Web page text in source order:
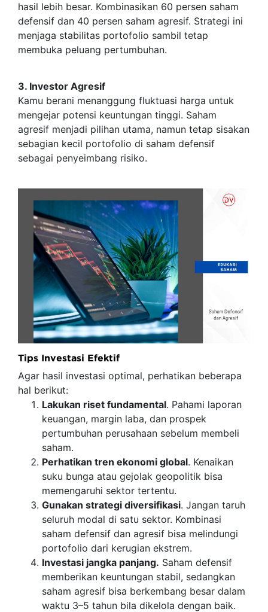
hasil lebih besar. Kombinasikan 60 persen saham
defensif dan 40 persen saham agresif. Strategi ini
menjaga stabilitas portofolio sambil tetap
membuka peluang pertumbuhan.
3. Investor Agresif
Kamu berani menanggung fluktuasi harga untuk
mengejar potensi keuntungan tinggi. Saham
agresif menjadi pilihan utama, namun tetap sisakan
sebagian kecil portofolio di saham defensif
sebagai penyeimbang risiko.
Tips Investasi Efektif
Agar hasil investasi optimal, perhatikan beberapa
hal berikut:
Lakukan riset fundamental. Pahami laporan
keuangan, margin laba, dan prospek
pertumbuhan perusahaan sebelum membeli
saham.
Perhatikan tren ekonomi global. Kenaikan
suku bunga atau gejolak geopolitik bisa
memengaruhi sektor tertentu.
Gunakan strategi diversifikasi. Jangan taruh
seluruh modal di satu sektor. Kombinasi
saham defensif dan agresif bisa melindungi
portofolio dari kerugian ekstrem.
Investasi jangka panjang. Saham defensif
memberikan keuntungan stabil, sedangkan
saham agresif bisa berkembang besar dalam
waktu 3–5 tahun bila dikelola dengan baik.